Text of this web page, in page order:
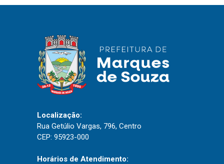
Ouvidoria
Portal do Cidadão
Portal do Servidor
Publicações
Diário Oficial (Novo)
Localização:
Rua Getúlio Vargas, 796, Centro
CEP: 95923-000
Horários de Atendimento: